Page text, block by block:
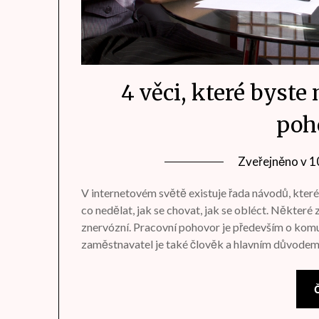
4 věci, které
Zveřejněno v
V internetovém světě existuje řada návodů,
co nedělat, jak se chovat, jak se obléct. Některé
znervózní. Pracovní pohovor je především o
zaměstnavatel je také člověk a hlavním